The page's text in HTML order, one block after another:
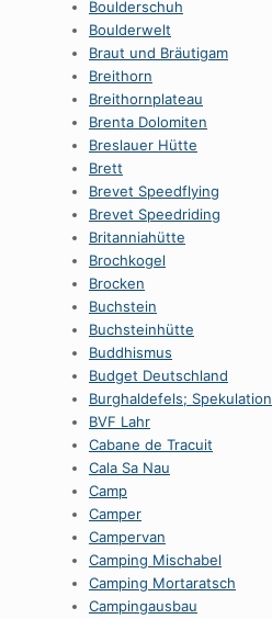
Boulderschuh
Boulderwelt
Braut und Bräutigam
Breithorn
Breithornplateau
Brenta Dolomiten
Breslauer Hütte
Brett
Brevet Speedflying
Brevet Speedriding
Britanniahütte
Brochkogel
Brocken
Buchstein
Buchsteinhütte
Buddhismus
Budget Deutschland
Burghaldefels; Spekulation
BVF Lahr
Cabane de Tracuit
Cala Sa Nau
Camp
Camper
Campervan
Camping Mischabel
Camping Mortaratsch
Campingausbau